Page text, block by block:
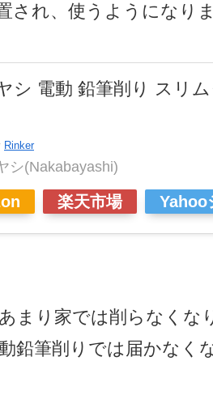
され、使うようになりま
シ 電動 鉛筆削り スリ
Rinker
シ(Nakabayashi)
楽天市場 Yahoo
まり家では削らなくな
鉛筆削りでは届かなく